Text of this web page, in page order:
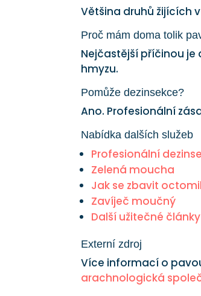
Většina druhů žijících
Proč mám doma tolik
Nejčastější příčinou
hmyzu.
Pomůže dezinsekce?
Ano. Profesionální
Nabídka dalších služeb
Profesionální
Zelená moucha
Jak se zbavit
Zavíječ moučný
Další užitečné články
Externí zdroj
Více informací o
arachnologická